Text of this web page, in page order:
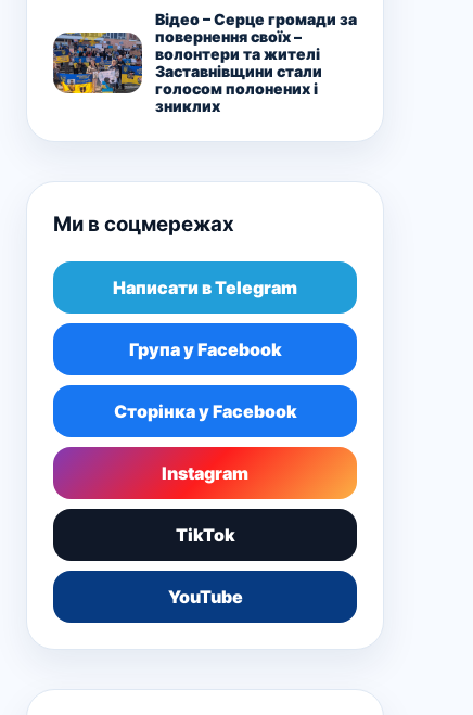
Відео – Серце громади за
повернення своїх –
волонтери та жителі
Заставнівщини стали
голосом полонених і
зниклих
Ми в соцмережах
Написати в Telegram
Група у Facebook
Сторінка у Facebook
Instagram
TikTok
YouTube